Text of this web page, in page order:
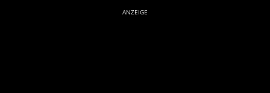
ANZEIGE